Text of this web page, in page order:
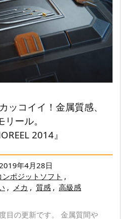
ッコイイ！金属質感、
ール。
2014』
年4月28日
ンポジットソフト ,
, メカ , 質感 , 高級感
目の更新です。 金属質間や